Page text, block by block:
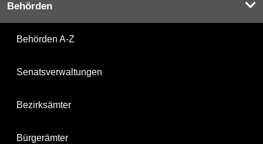
Behörden
Behörden A-Z
Senatsverwaltungen
Bezirksämter
Bürgerämter